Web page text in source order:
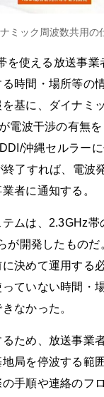
ミック周波数共用の
を使える放送事業
時間・場所等の
基に、ダイナミ
電波干渉の有無
沖縄セルラー
了すれば、電波
者に通知する。
ムは、2.3GHz帯
が開発したものだ
決めて運用する
ていない時間・
なかった。
ため、放送事業
局を停波する範
手順や連絡のフ